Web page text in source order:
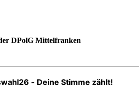
DPolG Mittelfranken